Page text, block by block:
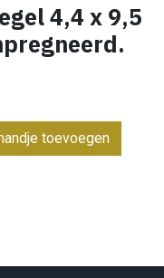
4,4 x 9,5
toevoegen